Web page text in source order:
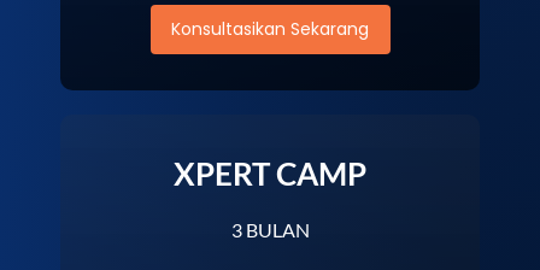
Konsultasikan Sekarang
XPERT CAMP
3 BULAN